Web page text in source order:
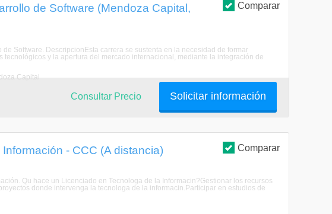
Comparar
de Software (Mendoza Capital,
Software. DescripcionEsta carrera se sustenta en la necesidad de formar
y la apertura del mercado internacional, mediante la integración de
Capital
Solicitar información
Consultar Precio
Comparar
- CCC (A distancia)
Qu hace un Licenciado en Tecnologa de la Informacin?Gestionar los recursos
donde intervenga la tecnologa de la informacin.Participar en estudios de